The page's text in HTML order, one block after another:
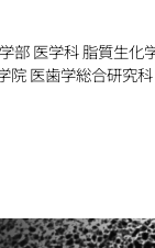
部 医学科 脂質生化
院 医歯学総合研究